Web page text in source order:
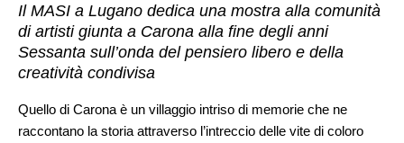
Il MASI a Lugano dedica una mostra alla comunità
di artisti giunta a Carona alla fine degli anni
Sessanta sull’onda del pensiero libero e della
creatività condivisa
Quello di Carona è un villaggio intriso di memorie che ne
raccontano la storia attraverso l’intreccio delle vite di coloro